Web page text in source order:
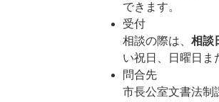
できます。
受付
相談の際は、 相談
い祝日、日曜日ま
問合先
市長公室文書法制